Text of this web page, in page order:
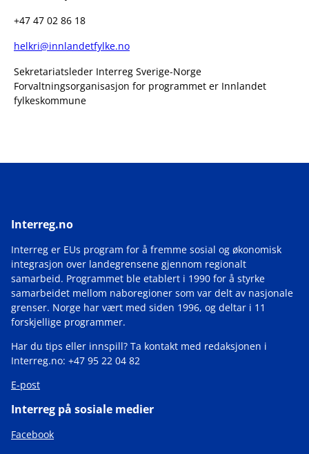
+47 47 02 86 18
helkri@innlandetfylke.no
Sekretariatsleder Interreg Sverige-Norge
Forvaltningsorganisasjon for programmet er Innlandet
fylkeskommune
Interreg.no
Interreg er EUs program for å fremme sosial og økonomisk
integrasjon over landegrensene gjennom regionalt
samarbeid. Programmet ble etablert i 1990 for å styrke
samarbeidet mellom naboregioner som var delt av nasjonale
grenser. Norge har vært med siden 1996, og deltar i 11
forskjellige programmer.
Har du tips eller innspill? Ta kontakt med redaksjonen i
Interreg.no: +47 95 22 04 82
E-post
Interreg på sosiale medier
Facebook